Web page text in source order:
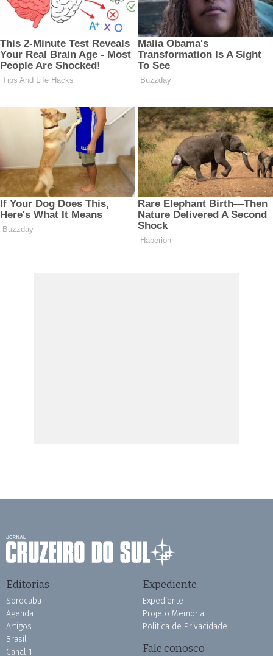
Editorias
Sorocaba
Agenda
Artigos
Brasil
Canal 1
Expediente
Expediente
Projeto Memória
Política de Privacidade
Fale conosco